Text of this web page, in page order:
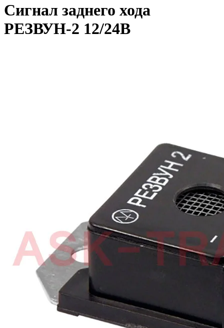
Сигнал заднего хода
РЕЗВУН-2 12/24В